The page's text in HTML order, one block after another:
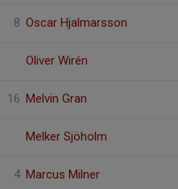
8 Oscar Hjalmarsson
Oliver Wirén
16 Melvin Gran
Melker Sjöholm
4 Marcus Milner